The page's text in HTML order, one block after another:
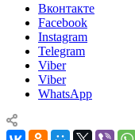
Вконтакте
Facebook
Instagram
Telegram
Viber
Viber
WhatsApp